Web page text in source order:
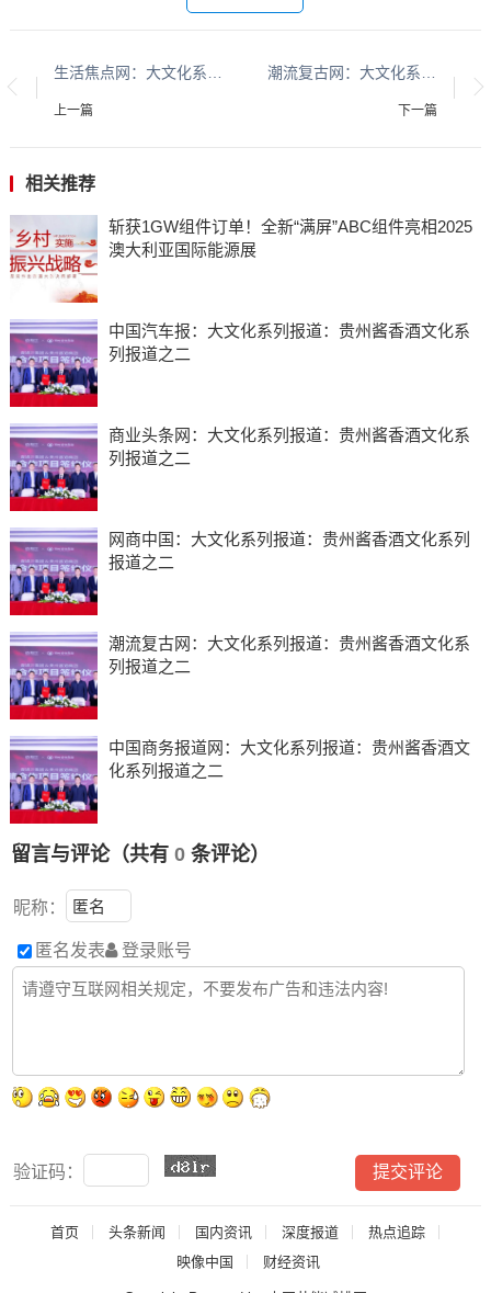
上一篇 下一篇
相关推荐
斩获1GW组件订单！全新“满屏”ABC组件亮相2025
澳大利亚国际能源展
中国汽车报：大文化系列报道：贵州酱香酒文化系
列报道之二
商业头条网：大文化系列报道：贵州酱香酒文化系
列报道之二
网商中国：大文化系列报道：贵州酱香酒文化系列
报道之二
潮流复古网：大文化系列报道：贵州酱香酒文化系
列报道之二
中国商务报道网：大文化系列报道：贵州酱香酒文
化系列报道之二
留言与评论（共有 0条评论）
昵称：
匿名发表 登录账号
验证码：
首页 头条新闻 国内资讯 深度报道
热点追踪
映像中国
财经资讯